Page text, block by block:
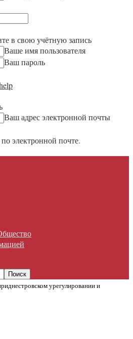
в свою учётную запись
Ваше имя пользователя
Ваш пароль
Ваш адрес электронной почты
электронной почте.
урегулировании и